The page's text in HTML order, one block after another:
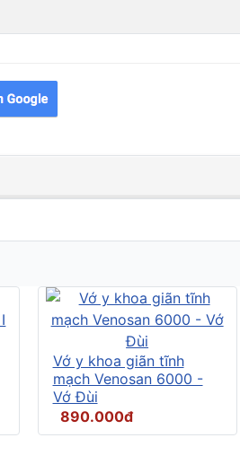
Vớ y khoa giãn tĩnh
mạch Venosan 6000 -
Vớ Đùi
890.000đ